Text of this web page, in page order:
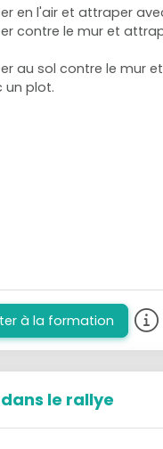
en l'air et attraper
contre le mur et
au sol contre le mur
un plot.
à la formation
le rallye